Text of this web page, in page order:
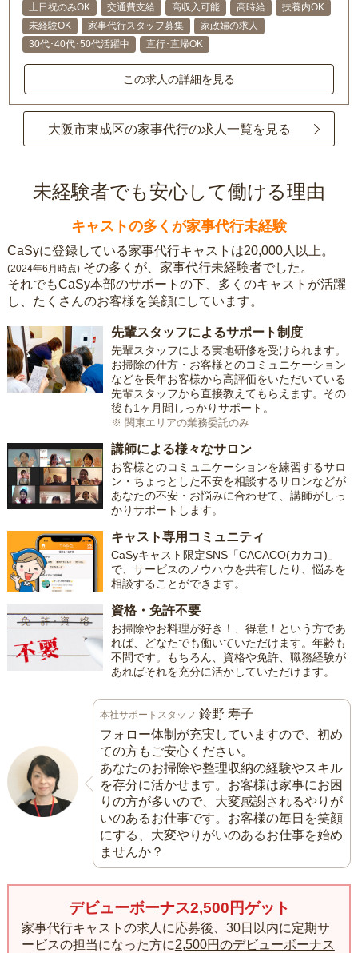
土日祝のみOK 交通費支給 高収入可能 高時給
扶養内OK
未経験OK
家事代行スタッフ募集
家政婦の求人
30代･40代･50代活躍中
直行･直帰OK
この求人の詳細を見る
大阪市東成区の家事代行の求人一覧を見る
未経験者でも安心して働ける理由
キャストの多くが家事代行未経験
CaSyに登録している家事代行キャストは20,000人以上。
(2024年6月時点) その多くが、家事代行未経験者でした。
それでもCaSy本部のサポートの下、多くのキャストが活躍
し、たくさんのお客様を笑顔にしています。
先輩スタッフによるサポート制度
先輩スタッフによる実地研修を受けられます。
お掃除の仕方・お客様とのコミュニケーション
などを長年お客様から高評価をいただいている
先輩スタッフから直接教えてもらえます。その
後も1ヶ月間しっかりサポート。
※ 関東エリアの業務委託のみ
講師による様々なサロン
お客様とのコミュニケーションを練習するサロ
ン・ちょっとした不安を相談するサロンなどが
あなたの不安・お悩みに合わせて、講師がしっ
かりサポートします。
キャスト専用コミュニティ
CaSyキャスト限定SNS「CACACO(カカコ)」
で、サービスのノウハウを共有したり、悩みを
相談することができます。
資格・免許不要
お掃除やお料理が好き！、得意！という方であ
れば、どなたでも働いていただけます。年齢も
不問です。もちろん、資格や免許、職務経験が
あればそれを充分に活かしていただけます。
本社サポートスタッフ 鈴野 寿子
フォロー体制が充実していますので、初め
ての方もご安心ください。
あなたのお掃除や整理収納の経験やスキル
を存分に活かせます。お客様は家事にお困
りの方が多いので、大変感謝されるやりが
いのあるお仕事です。お客様の毎日を笑顔
にする、大変やりがいのあるお仕事を始め
ませんか？
デビューボーナス2,500円ゲット
家事代行キャストの求人に応募後、30日以内に定期サ
ービスの担当になった方に2,500円のデビューボーナス